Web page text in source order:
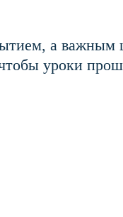
а
уроки